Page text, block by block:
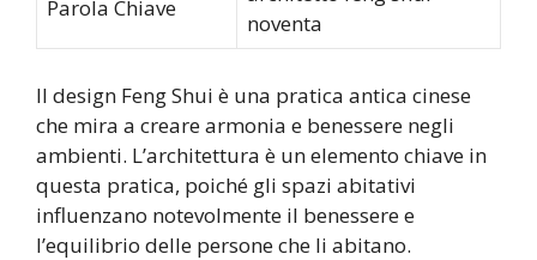
Parola Chiave
noventa
Il design Feng Shui è una pratica antica cinese
che mira a creare armonia e benessere negli
ambienti. L’architettura è un elemento chiave in
questa pratica, poiché gli spazi abitativi
influenzano notevolmente il benessere e
l’equilibrio delle persone che li abitano.